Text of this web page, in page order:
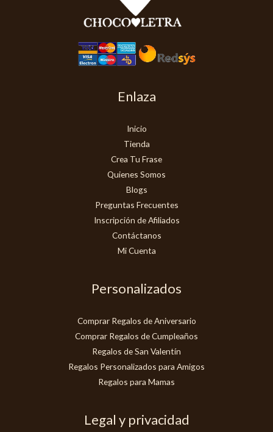
Enlaza
Inicio
Tienda
Crea Tu Frase
Quienes Somos
Blogs
Preguntas Frecuentes
Inscripción de Afiliados
Contáctanos
Mi Cuenta
Personalizados
Comprar Regalos de Aniversario
Comprar Regalos de Cumpleaños
Regalos de San Valentín
Regalos Personalizados para Amigos
Regalos para Mamas
Legal y privacidad